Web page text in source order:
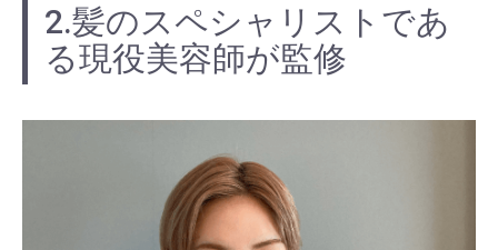
2.髪のスペシャリストであ
る現役美容師が監修